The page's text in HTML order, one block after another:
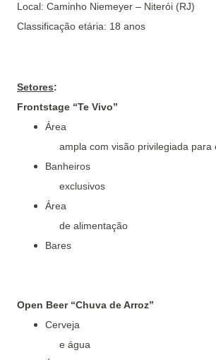
Local: Caminho Niemeyer – Niterói (RJ)
Classificação etária: 18 anos
Setores:
Frontstage “Te Vivo”
Área
ampla com visão privilegiada
Banheiros
     exclusivos
Área
     de alimentação
Bares
Open Beer “Chuva de Arroz”
Cerveja
     e água